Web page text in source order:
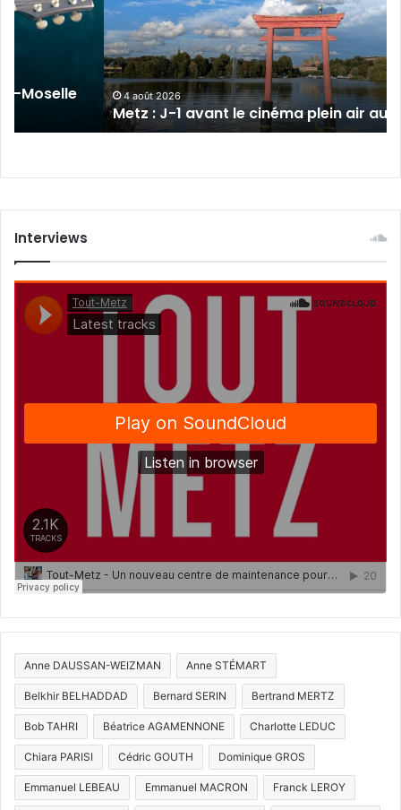
Moselle
avant
le
cinéma
plein
air
au
Plan
4 août 2026
Metz : J-1 avant le cinéma plein air au
Interviews
Anne DAUSSAN-WEIZMAN Anne STÉMART
Belkhir BELHADDAD Bernard SERIN Bertrand MERTZ
Bob TAHRI Béatrice AGAMENNONE Charlotte LEDUC
Chiara PARISI Cédric GOUTH Dominique GROS
Emmanuel LEBEAU Emmanuel MACRON Franck LEROY